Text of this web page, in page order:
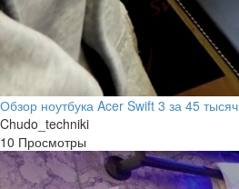
Обзор ноутбука Acer Swift 3 за 45 тысяч
Chudo_techniki
10 Просмотры